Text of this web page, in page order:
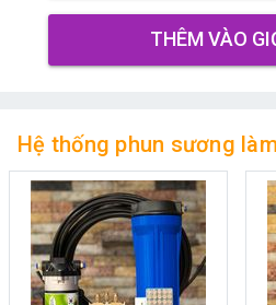
THÊM VÀO
Hệ thống phun sương